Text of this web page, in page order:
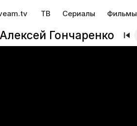
ТВ Сериалы Фильмы
Алексей Гончаренко